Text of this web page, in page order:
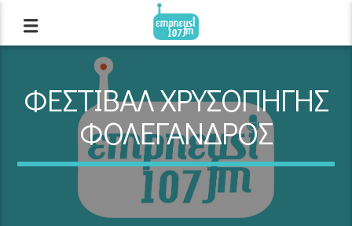
ΦΕΣΤΙΒΑΛ ΧΡΥΣΟΠΗΓΗΣ
ΦΟΛΕΓΑΝΔΡΟΣ